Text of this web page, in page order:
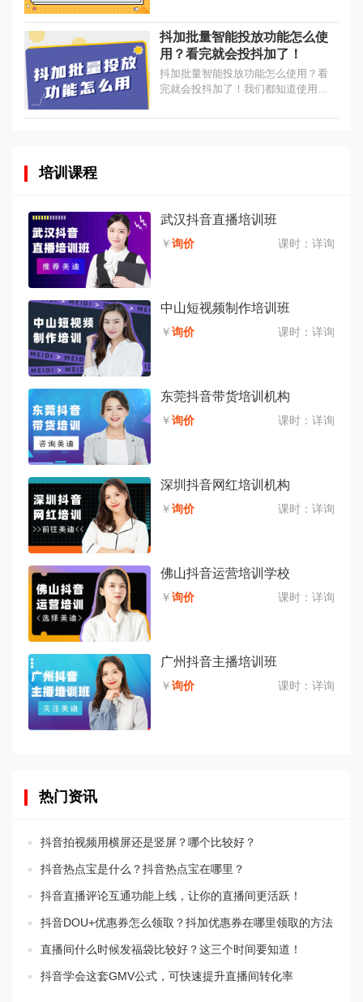
你却不行？你投抖加效果总是不好，
大概率是你没有投对好视频。...
抖加批量智能投放功能怎么使
用？看完就会投抖加了！
抖加批量智能投放功能怎么使用？看
完就会投抖加了！我们都知道使用抖
业主获取客户线索，但每个视频都投
培训课程
武汉抖音直播培训班
￥询价 课时： 详询
中山短视频制作培训班
￥询价 课时： 详询
东莞抖音带货培训机构
￥询价 课时： 详询
深圳抖音网红培训机构
￥询价 课时： 详询
佛山抖音运营培训学校
￥询价 课时： 详询
广州抖音主播培训班
￥询价 课时： 详询
热门资讯
抖音拍视频用横屏还是竖屏？哪个比较好？
抖音热点宝是什么？抖音热点宝在哪里？
抖音直播评论互通功能上线，让你的直播间更活跃！
抖音DOU+优惠券怎么领取？抖加优惠券在哪里领取的方法
直播间什么时候发福袋比较好？这三个时间要知道！
抖音学会这套GMV公式，可快速提升直播间转化率